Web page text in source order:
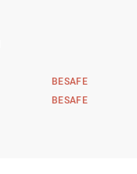
BESAFE
BESAFE